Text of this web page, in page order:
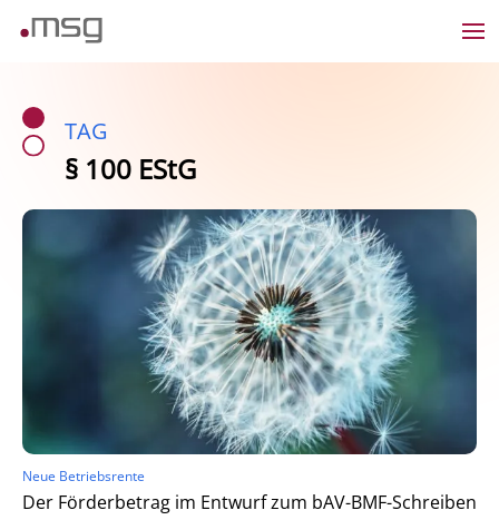
TAG
§ 100 EStG
Neue Betriebsrente
Der Förderbetrag im Entwurf zum bAV-BMF-Schreiben